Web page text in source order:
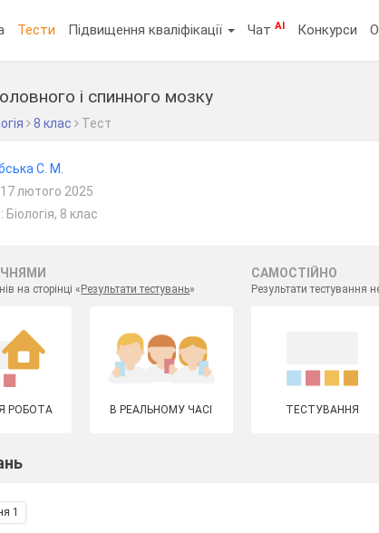
Тести Підвищення кваліфікації ЧатAI Конкурси
і спинного мозку
8 клас Тест
С. М.
лютого 2025
8 клас
на сторінці « Результати тестувань»
САМОСТІЙНО
Результати тестування
РОБОТА В РЕАЛЬНОМУ ЧАСІ ТЕСТУВАННЯ
1